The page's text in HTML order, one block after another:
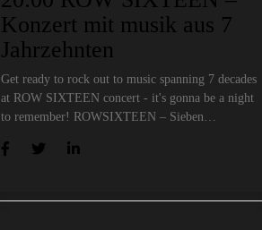
Konzert mit musik aus 7
Jahrzehnten
Get ready to rock out to music spanning 7 decades
at ROW SIXTEEN concert - it's gonna be a night
to remember! ROWSIXTEEN – Sieben…